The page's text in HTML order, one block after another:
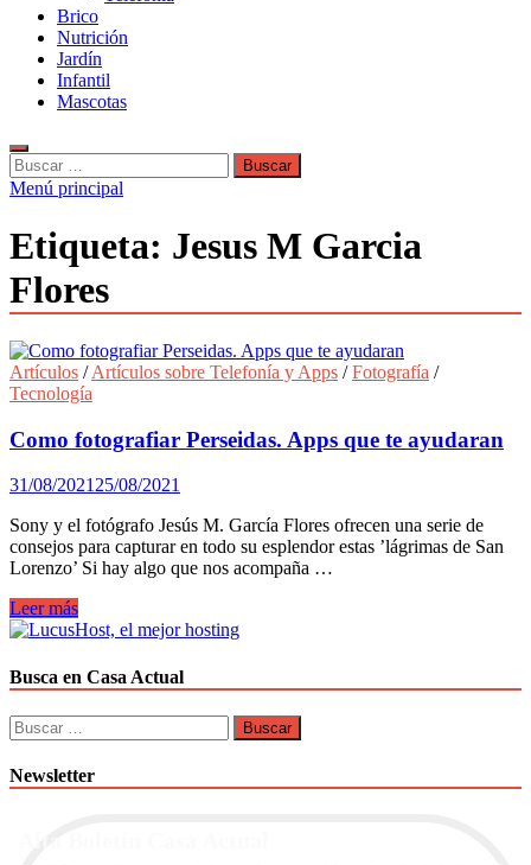
Brico
Nutrición
Jardín
Infantil
Mascotas
Buscar:
Menú principal
Etiqueta: Jesus M Garcia
Flores
Artículos /Artículos sobre Telefonía y Apps /Fotografía /
Tecnología
Como fotografiar Perseidas. Apps que te ayudaran
31/08/2021 25/08/2021
Sony y el fotógrafo Jesús M. García Flores ofrecen una serie de
consejos para capturar en todo su esplendor estas ’lágrimas de San
Lorenzo’ Si hay algo que nos acompaña …
Como
fotografiar
Apps
que
te
ayudaran
Leer más
Busca en Casa Actual
Buscar:
Newsletter